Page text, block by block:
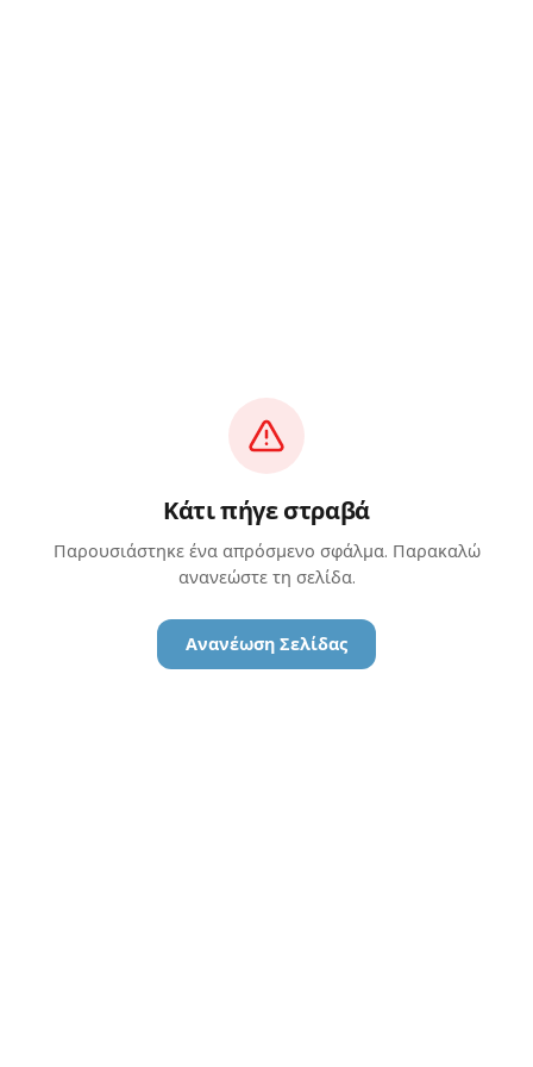
Κάτι πήγε στραβά
Παρουσιάστηκε ένα απρόσμενο σφάλμα. Παρακαλώ
ανανεώστε τη σελίδα.
Ανανέωση Σελίδας